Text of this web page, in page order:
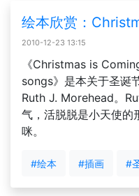
绘本欣赏：
2010-12-23 13:15
《Christmas is
songs》是本关于圣诞
Ruth J. Morehead。
气，活脱脱是小天使的
咪。
#绘本 #插画 #